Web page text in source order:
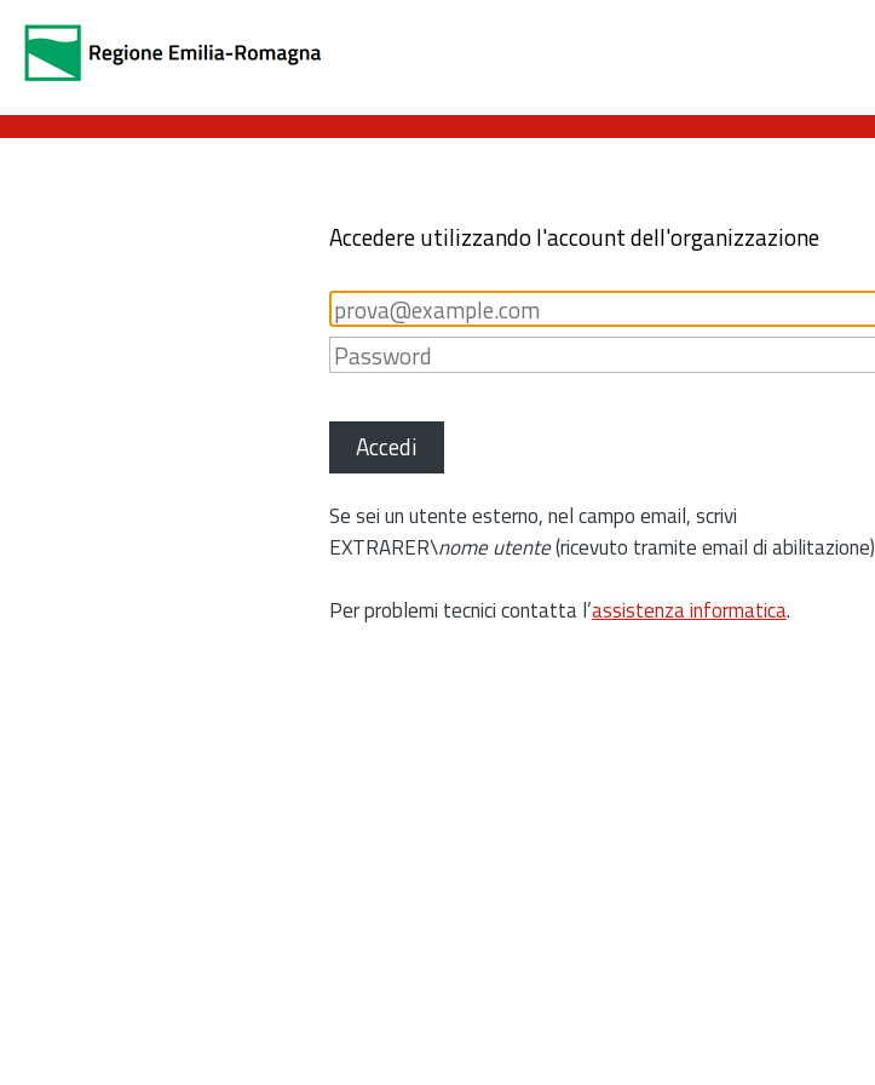
Accedere utilizzando l'account dell'organizzazione
Accedi
Se sei un utente esterno, nel campo email, scrivi
EXTRARER\nome utente(ricevuto tramite email di abilitazione)
Per problemi tecnici contatta l’assistenza informatica.